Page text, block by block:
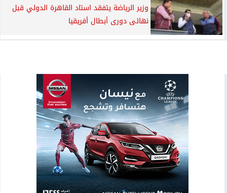
وزير الرياضة يتفقد استاد القاهرة الدولي قبل
نهائى دورى أبطال أفريقيا